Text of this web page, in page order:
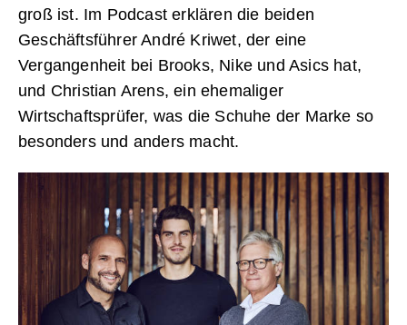
groß ist. Im Podcast erklären die beiden
Geschäftsführer André Kriwet, der eine
Vergangenheit bei Brooks, Nike und Asics hat,
und Christian Arens, ein ehemaliger
Wirtschaftsprüfer, was die Schuhe der Marke so
besonders und anders macht.